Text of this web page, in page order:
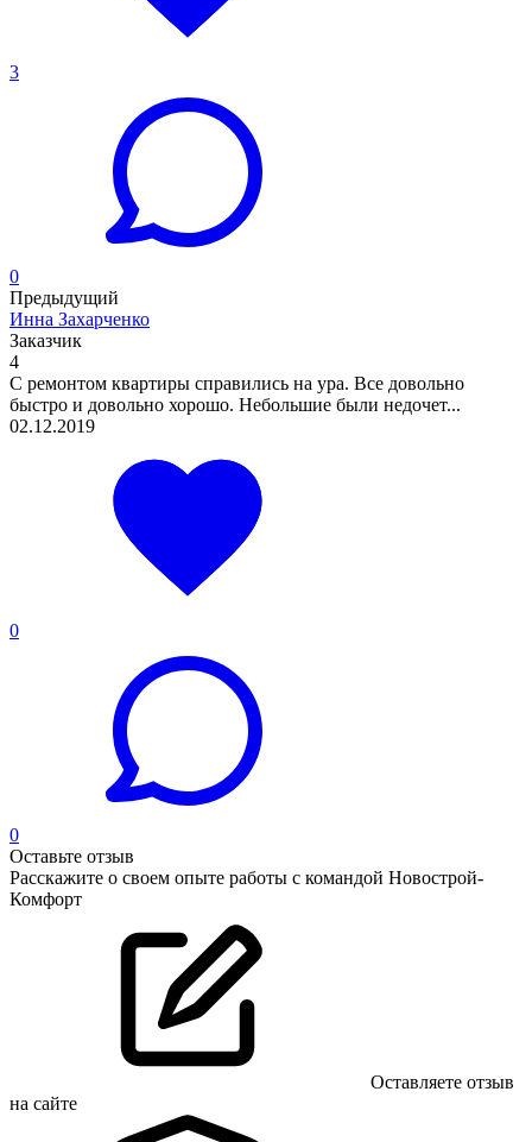
3
0
Предыдущий
Инна Захарченко
Заказчик
4
С ремонтом квартиры справились на ура. Все довольно
быстро и довольно хорошо. Небольшие были недочет...
02.12.2019
0
0
Оставьте отзыв
Расскажите о своем опыте работы с командой Новострой-
Комфорт
Оставляете отзыв
на сайте